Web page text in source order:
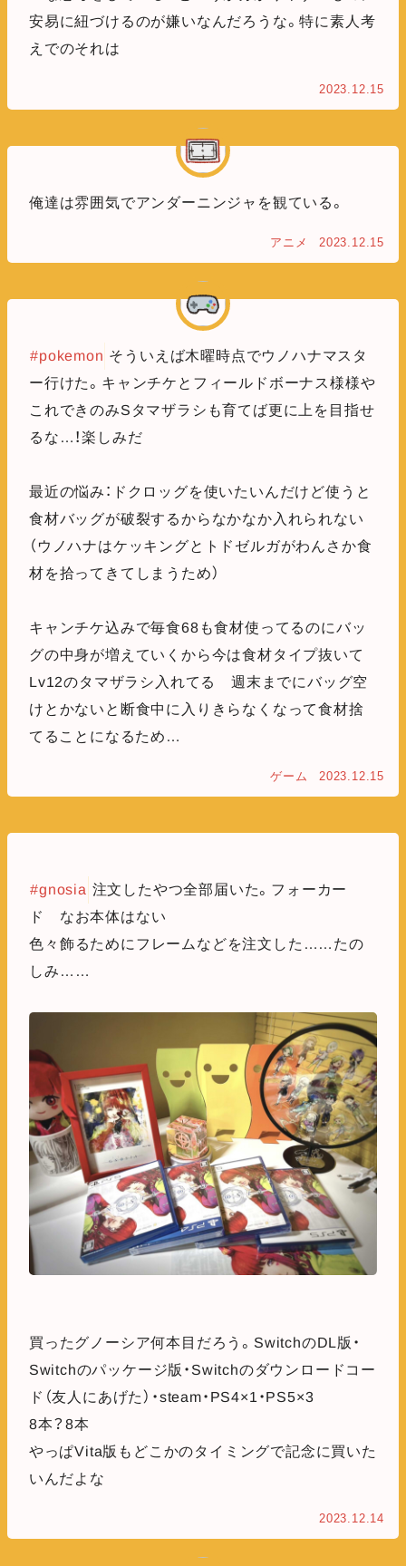
安易に紐づけるのが嫌いなんだろうな。特に素人考
えでのそれは
2023.12.15
俺達は雰囲気でアンダーニンジャを観ている。
アニメ 2023.12.15
#pokemon そういえば木曜時点でウノハナマスタ
ー行けた。キャンチケとフィールドボーナス様様や
これできのみSタマザラシも育てば更に上を目指せ
るな…！楽しみだ
最近の悩み：ドクロッグを使いたいんだけど使うと
食材バッグが破裂するからなかなか入れられない
（ウノハナはケッキングとトドゼルガがわんさか食
材を拾ってきてしまうため）
キャンチケ込みで毎食68も食材使ってるのにバッ
グの中身が増えていくから今は食材タイプ抜いて
Lv12のタマザラシ入れてる 週末までにバッグ空
けとかないと断食中に入りきらなくなって食材捨
てることになるため…
ゲーム 2023.12.15
#gnosia 注文したやつ全部届いた。フォーカー
ド なお本体はない
色々飾るためにフレームなどを注文した……たの
しみ……
買ったグノーシア何本目だろう。SwitchのDL版・
Switchのパッケージ版・Switchのダウンロードコー
ド（友人にあげた）・steam・PS4×1・PS5×3
8本？8本
やっぱVita版もどこかのタイミングで記念に買いた
いんだよな
2023.12.14